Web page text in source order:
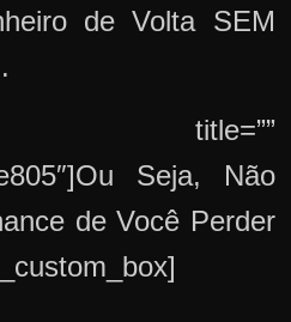
de Volta SEM
title=””
Seja, Não
de Você Perder